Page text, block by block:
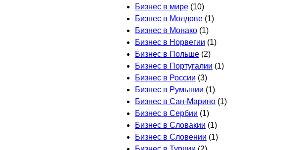
Бизнес в мире (10)
Бизнес в Молдове (1)
Бизнес в Монако (1)
Бизнес в Норвегии (1)
Бизнес в Польше (2)
Бизнес в Португалии (1)
Бизнес в России (3)
Бизнес в Румынии (1)
Бизнес в Сан-Марино (1)
Бизнес в Сербии (1)
Бизнес в Словакии (1)
Бизнес в Словении (1)